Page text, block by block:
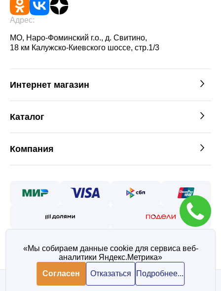
748 ₽/ шт В корзину
748 ₽/ шт В корзину
Адрес:
МО, Наро-Фоминский г.о., д. Свитино,
18 км Калужско-Киевского шоссе, стр.1/3
Интернет магазин
Каталог
Компания
©2026 — Таврос интернет
магазин металлопроката
Политика конфиденциальности
Согласие на обработку персональных данных
«Мы собираем данные cookie для сервиса веб-
аналитики Яндекс.Метрика»
Согласен
Отказаться Подробнее...